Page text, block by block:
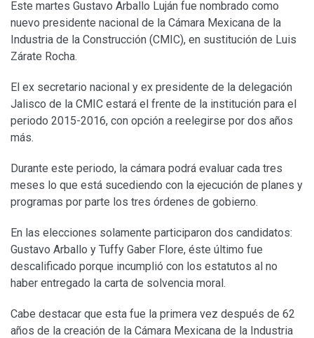
Este martes Gustavo Arballo Luján fue nombrado como
nuevo presidente nacional de la Cámara Mexicana de la
Industria de la Construcción (CMIC), en sustitución de Luis
Zárate Rocha.
El ex secretario nacional y ex presidente de la delegación
Jalisco de la CMIC estará el frente de la institución para el
periodo 2015-2016, con opción a reelegirse por dos años
más.
Durante este periodo, la cámara podrá evaluar cada tres
meses lo que está sucediendo con la ejecución de planes y
programas por parte los tres órdenes de gobierno.
En las elecciones solamente participaron dos candidatos:
Gustavo Arballo y Tuffy Gaber Flore, éste último fue
descalificado porque incumplió con los estatutos al no
haber entregado la carta de solvencia moral.
Cabe destacar que esta fue la primera vez después de 62
años de la creación de la Cámara Mexicana de la Industria